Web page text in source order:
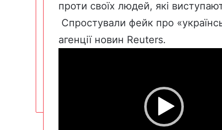
проти своїх людей, які
Спростували фейк про
агенції новин Reuters.